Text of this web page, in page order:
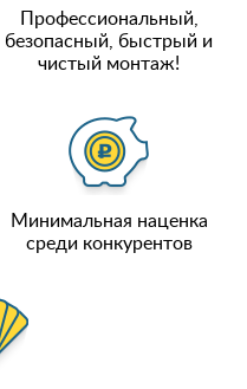
Профессиональный,
безопасный, быстрый и
чистый монтаж!
Минимальная наценка
среди конкурентов